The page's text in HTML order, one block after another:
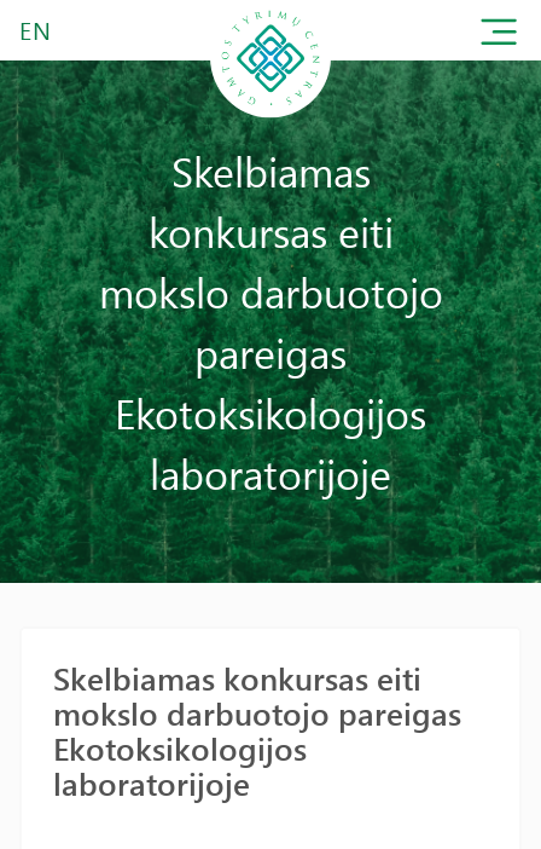
EN
Skelbiamas
konkursas eiti
mokslo darbuotojo
pareigas
Ekotoksikologijos
laboratorijoje
Skelbiamas konkursas eiti
mokslo darbuotojo pareigas
Ekotoksikologijos
laboratorijoje